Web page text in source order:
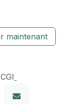
maintenant